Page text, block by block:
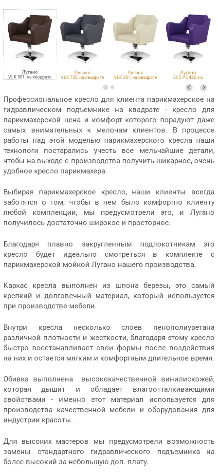
Лугано
VLK 501, на квадрате
Лугано
VLK 700, на квадрате
Лугано
VLK 261, на квадрате
Лугано
ECO PE 420, на
Профессиональное кресло для клиента парикмахерское на
гидравлическом подъемнике на квадрате - кресло для
парикмахерской цена и комфорт которого порадуют даже
самых внимательных к мелочам клиентов. В процессе
работы над этой моделью парикмахерского кресла наши
технологи постарались учесть все мельчайшие детали,
чтобы на выходе с производства получить шикарное, очень
удобное кресло парикмахера.
Выбирая парикмахерское кресло, наши клиенты всегда
заботятся о том, чтобы в нем было комфортно клиенту
любой комплекции, мы предусмотрели это, и Лугано
получилось достаточно широкое и просторное.
Благодаря плавно закругленным подлокотникам это
кресло будет идеально смотреться в комплекте с
парикмахерской мойкой Лугано нашего производства.
Каркас кресла выполнен из шпона березы, это самый
крепкий и долговечный материал, который используется
при производстве мебели.
Внутри кресла несколько слоев пенополиуретана
различной плотности и жесткости, благодаря этому кресло
быстро восстанавливает свои формы после воздействия
на них и остается мягким и комфортным длительное время.
Обивка выполнена высококачественной винилискожей,
которая дышит и обладает влагоотталкивающими
свойствами - именно этот материал используется для
производства качественной мебели и оборудования для
индустрии красоты.
Для высоких мастеров мы предусмотрели возможность
замены стандартного гидравлического подъемника на
более высокий за небольшую доп. плату.